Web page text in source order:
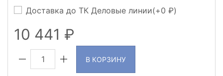
Доставка до ТК Деловые линии(+0 )
10 441
В КОРЗИНУ